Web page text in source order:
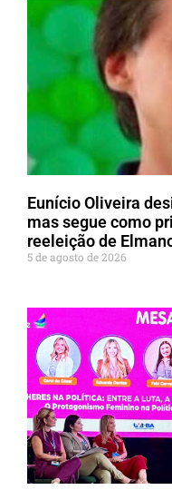
Eunício Oliveira
mas segue como
reeleição de
5 de agosto de 2026